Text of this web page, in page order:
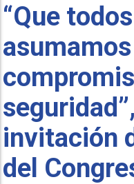
“Que
asumamos
invitación
del